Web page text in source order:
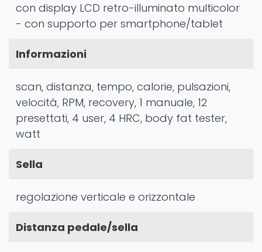
con display LCD retro-illuminato multicolor
- con supporto per smartphone/tablet
Informazioni
scan, distanza, tempo, calorie, pulsazioni,
velocità, RPM, recovery, 1 manuale, 12
presettati, 4 user, 4 HRC, body fat tester,
watt
Sella
regolazione verticale e orizzontale
Distanza pedale/sella